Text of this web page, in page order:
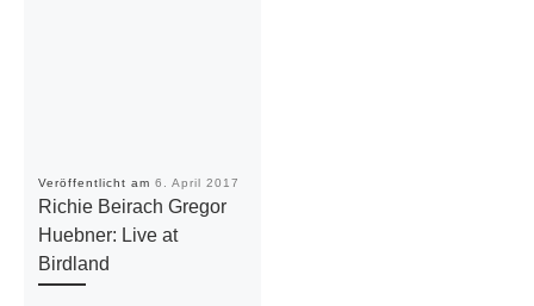
Veröffentlicht am 6. April 2017
Richie Beirach Gregor
Huebner: Live at
Birdland